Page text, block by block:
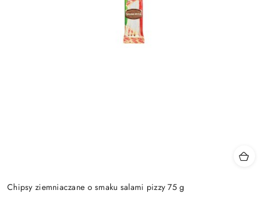
Chipsy ziemniaczane o smaku salami pizzy 75 g